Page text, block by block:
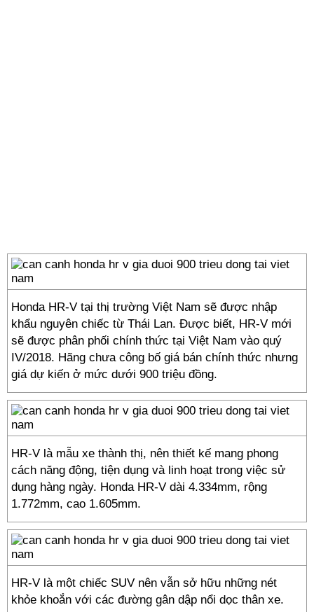
Honda HR-V tại thị trường Việt Nam sẽ được nhập
khẩu nguyên chiếc từ Thái Lan. Được biết, HR-V mới
sẽ được phân phối chính thức tại Việt Nam vào quý
IV/2018. Hãng chưa công bố giá bán chính thức nhưng
giá dự kiến ở mức dưới 900 triệu đồng.
HR-V là mẫu xe thành thị, nên thiết kế mang phong
cách năng động, tiện dụng và linh hoạt trong việc sử
dụng hàng ngày. Honda HR-V dài 4.334mm, rộng
1.772mm, cao 1.605mm.
HR-V là một chiếc SUV nên vẫn sở hữu những nét
khỏe khoắn với các đường gân dập nổi dọc thân xe.